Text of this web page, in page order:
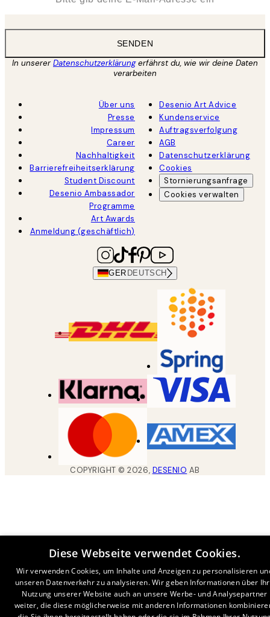
SENDEN
In unsererDatenschutzerklärungerfährst du, wie wir deine Daten
verarbeiten
Über uns
Presse
Impressum
Career
Nachhaltigkeit
Barrierefreiheitserklärung
Student Discount
Desenio Ambassador
Programme
Art Awards
Anmeldung (geschäftlich)
Desenio Art Advice
Kundenservice
Auftragsverfolgung
AGB
Datenschutzerklärung
Cookies
Stornierungsanfrage
Cookies verwalten
GER DEUTSCH
COPYRIGHT ©2026, DESENIO AB
Diese Webseite verwendet Cookies.
Wir verwenden Cookies, um Inhalte und Anzeigen zu personalisieren
unseren Datenverkehr zu analysieren. Wir geben Informationen über
Nutzung unserer Website auch an unsere Werbe- und Analysepartner
weiter, die diese möglicherweise mit anderen Informationen